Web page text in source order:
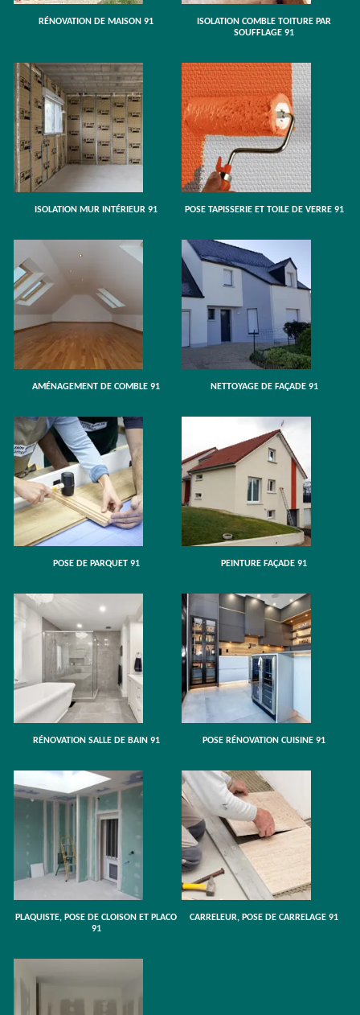
RÉNOVATION DE MAISON 91
ISOLATION COMBLE TOITURE PAR
SOUFFLAGE 91
ISOLATION MUR INTÉRIEUR 91 POSE TAPISSERIE ET TOILE DE VERRE 91
AMÉNAGEMENT DE COMBLE 91 NETTOYAGE DE FAÇADE 91
POSE DE PARQUET 91 PEINTURE FAÇADE 91
RÉNOVATION SALLE DE BAIN 91 POSE RÉNOVATION CUISINE 91
PLAQUISTE, POSE DE CLOISON ET PLACO
91
CARRELEUR, POSE DE CARRELAGE 91